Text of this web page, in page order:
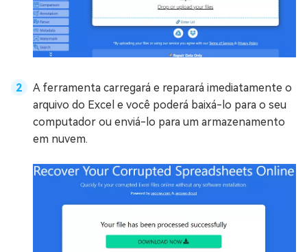
A ferramenta carregará e reparará imediatamente o
arquivo do Excel e você poderá baixá-lo para o seu
computador ou enviá-lo para um armazenamento
em nuvem.